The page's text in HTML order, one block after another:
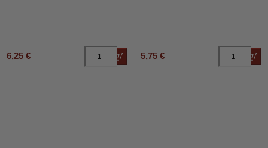
6,25 € Añadir al carrito
5,75 €